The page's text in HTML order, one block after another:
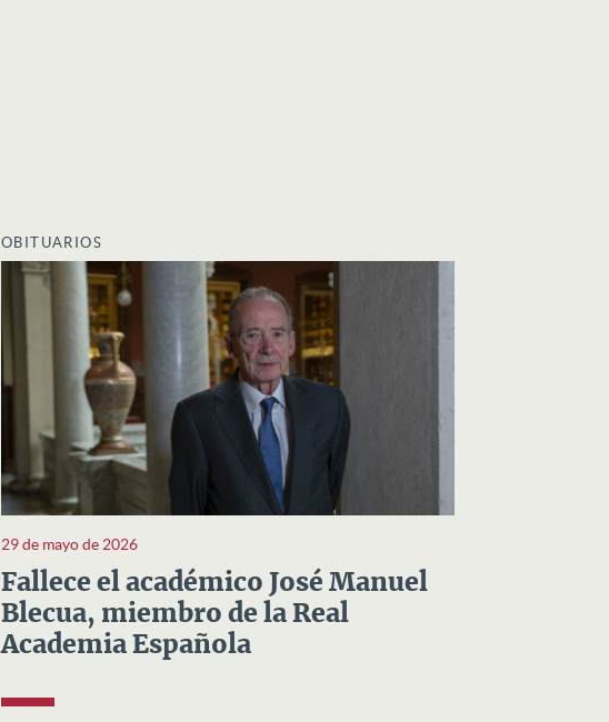
OBITUARIOS
29 de mayo de 2026
Fallece el académico José Manuel
Blecua, miembro de la Real
Academia Española